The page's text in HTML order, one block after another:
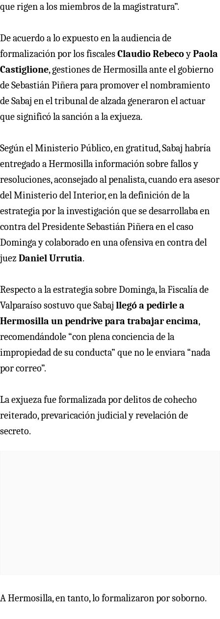
que rigen a los miembros de la magistratura”.
De acuerdo a lo expuesto en la audiencia de
formalización por los fiscalesClaudio RebecoyPaola
Castiglione, gestiones de Hermosilla ante el gobierno
de Sebastián Piñera para promover el nombramiento
de Sabaj en el tribunal de alzada generaron el actuar
que significó la sanción a la exjueza.
Según el Ministerio Público, en gratitud, Sabaj habría
entregado a Hermosilla información sobre fallos y
resoluciones, aconsejado al penalista, cuando era asesor
del Ministerio del Interior, en la definición de la
estrategia por la investigación que se desarrollaba en
contra del Presidente Sebastián Piñera en el caso
Dominga y colaborado en una ofensiva en contra del
juez Daniel Urrutia.
Respecto a la estrategia sobre Dominga, la Fiscalía de
Valparaíso sostuvo que Sabaj llegó a pedirle a
Hermosilla un pendrive para trabajar encima,
recomendándole “con plena conciencia de la
impropiedad de su conducta” que no le enviara “nada
por correo”.
La exjueza fue formalizada por delitos de cohecho
reiterado, prevaricación judicial y revelación de
secreto.
A Hermosilla, en tanto, lo formalizaron por soborno.